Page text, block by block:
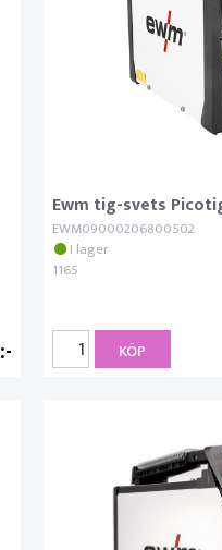
Ewm tig-svets
EWM09000206800502
I lager
1165
KÖP